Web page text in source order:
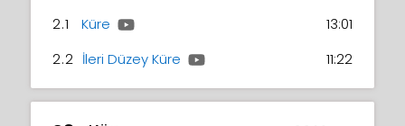
2.1 Küre
13:01
2.2 İleri Düzey Küre 11:22